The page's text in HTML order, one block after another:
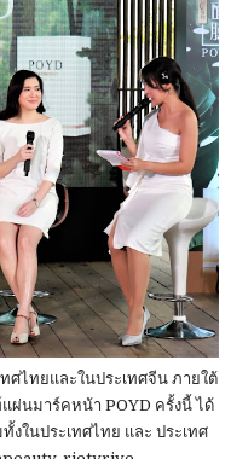
ศไทยและในประเทศจีน ภายใต้
ผ่นมาร์คหน้า POYD ครั้งนี้ ได้
งในประเทศไทย และ ประเทศ